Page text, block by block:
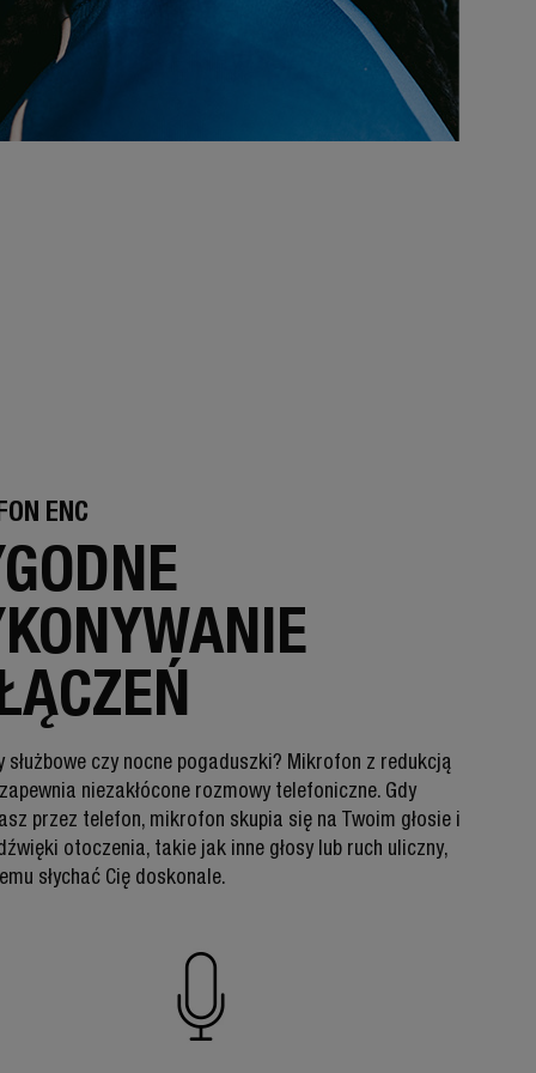
ENC
służbowe czy nocne pogaduszki? Mikrofon z redukcją
niezakłócone rozmowy telefoniczne. Gdy
przez telefon, mikrofon skupia się na Twoim głosie i
otoczenia, takie jak inne głosy lub ruch uliczny,
słychać Cię doskonale.